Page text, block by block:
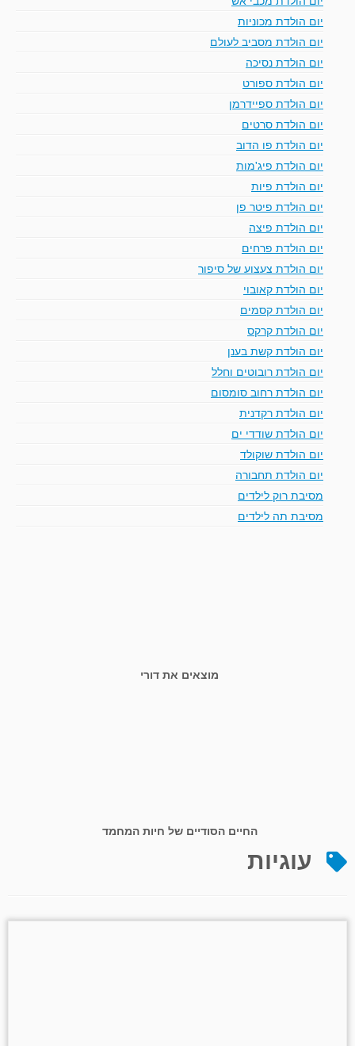
יום הולדת מכוניות
יום הולדת מסביב לעולם
יום הולדת נסיכה
יום הולדת ספורט
יום הולדת ספיידרמן
יום הולדת סרטים
יום הולדת פו הדוב
יום הולדת פיג'מות
יום הולדת פיות
יום הולדת פיטר פן
יום הולדת פיצה
יום הולדת פרחים
יום הולדת צעצוע של סיפור
יום הולדת קאובוי
יום הולדת קסמים
יום הולדת קרקס
יום הולדת קשת בענן
יום הולדת רובוטים וחלל
יום הולדת רחוב סומסום
יום הולדת רקדנית
יום הולדת שודדי ים
יום הולדת שוקולד
יום הולדת תחבורה
מסיבת רוק לילדים
מסיבת תה לילדים
מוצאים את דורי
החיים הסודיים של חיות המחמד
עוגיות